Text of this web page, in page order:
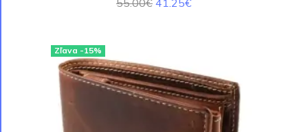
55.00€ 41.25€
Zľava -15%